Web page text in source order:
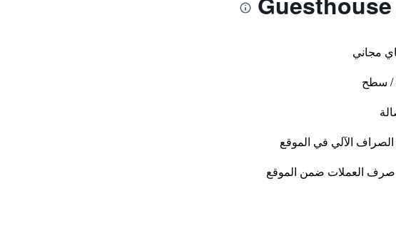
مجاني
/ سطح
الآلي في الموقع
العملات ضمن الموقع